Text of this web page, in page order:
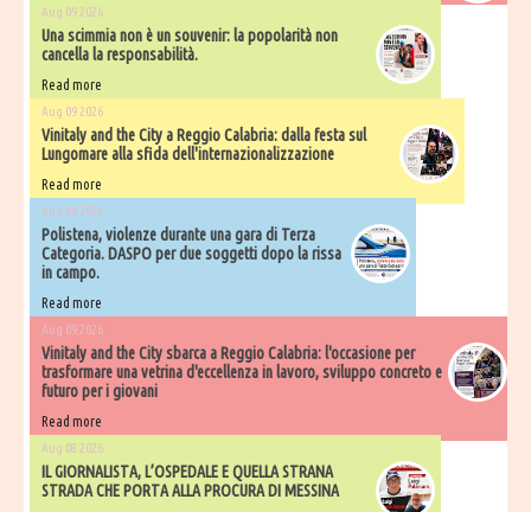
Aug 09 2026
Una scimmia non è un souvenir: la popolarità non
cancella la responsabilità.
Read more
Aug 09 2026
Vinitaly and the City a Reggio Calabria: dalla festa sul
Lungomare alla sfida dell'internazionalizzazione
Read more
Aug 09 2026
Polistena, violenze durante una gara di Terza
Categoria. DASPO per due soggetti dopo la rissa
in campo.
Read more
Aug 09 2026
Vinitaly and the City sbarca a Reggio Calabria: l'occasione per
trasformare una vetrina d'eccellenza in lavoro, sviluppo concreto e
futuro per i giovani
Read more
Aug 08 2026
IL GIORNALISTA, L’OSPEDALE E QUELLA STRANA
STRADA CHE PORTA ALLA PROCURA DI MESSINA